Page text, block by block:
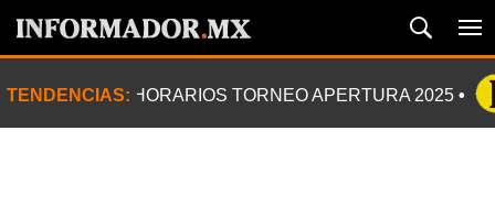
TENDENCIAS: HORARIOS TORNEO APERTURA 2025